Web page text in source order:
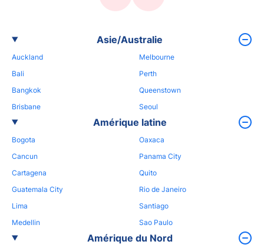
Asie/Australie
Auckland
Bali
Bangkok
Brisbane
Melbourne
Perth
Queenstown
Seoul
Amérique latine
Bogota
Cancun
Cartagena
Guatemala City
Lima
Medellin
Oaxaca
Panama City
Quito
Rio de Janeiro
Santiago
Sao Paulo
Amérique du Nord